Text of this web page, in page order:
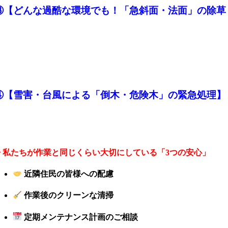
どんな過酷な環境でも！「急斜面・法面」の除
雪害・台風による「倒木・危険木」の緊急処理】
たちが作業と同じくらい大切にしている「3つの安心」
近隣住民の皆様への配慮
作業後のクリーンな清掃
定期メンテナンス計画のご相談